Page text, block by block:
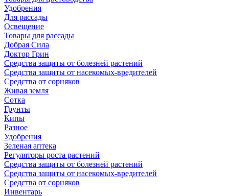
Удобрения
Для рассады
Освещение
Товары для рассады
Добрая Сила
Доктор Грин
Средства защиты от болезней растений
Средства защиты от насекомых-вредителей
Средства от сорняков
Живая земля
Сотка
Грунты
Кипы
Разное
Удобрения
Зеленая аптека
Регуляторы роста растений
Средства защиты от болезней растений
Средства защиты от насекомых-вредителей
Средства от сорняков
Инвентарь